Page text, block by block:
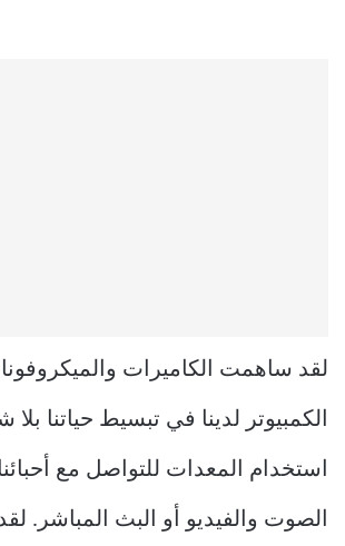
لقد ساهمت الكاميرات
الكمبيوتر لدينا في تبسيط حياتنا بلا
استخدام المعدات للتواصل مع
الصوت والفيديو أو البث المباشر.